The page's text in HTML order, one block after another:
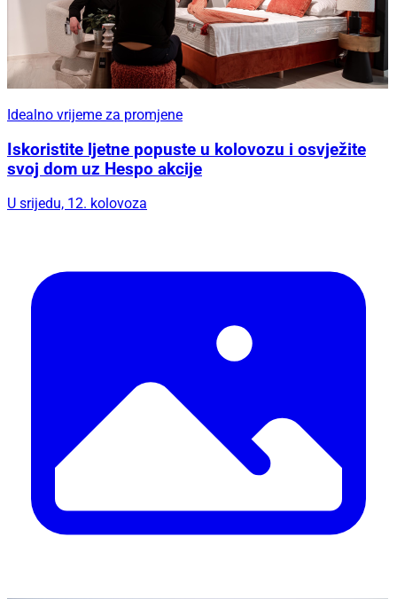
Idealno vrijeme za promjene
Iskoristite ljetne popuste u kolovozu i osvježite
svoj dom uz Hespo akcije
U srijedu, 12. kolovoza